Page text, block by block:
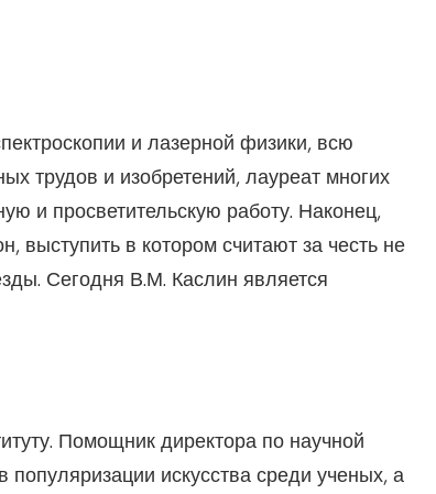
и лазерной физики, всю
трудов и изобретений, лауреат многих
и просветительскую работу. Наконец,
выступить в котором считают за честь не
Сегодня В.М. Каслин является
Помощник директора по научной
искусства среди ученых, а